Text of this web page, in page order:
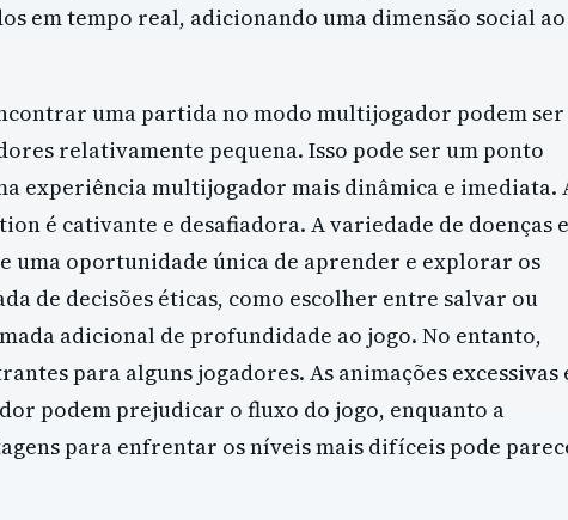
em tempo real, adicionando uma dimensão social ao
uma partida no modo multijogador podem ser
relativamente pequena. Isso pode ser um ponto
experiência multijogador mais dinâmica e imediata.
é cativante e desafiadora. A variedade de doenças e
uma oportunidade única de aprender e explorar os
de decisões éticas, como escolher entre salvar ou
adicional de profundidade ao jogo. No entanto,
para alguns jogadores. As animações excessivas
podem prejudicar o fluxo do jogo, enquanto a
para enfrentar os níveis mais difíceis pode